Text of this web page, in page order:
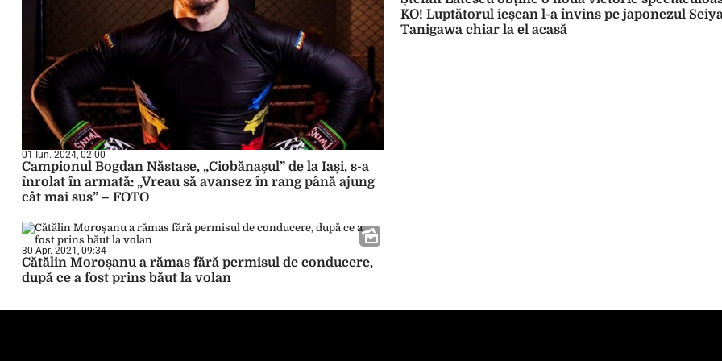
01 Iun. 2024, 02:00
Campionul Bogdan Năstase, „Ciobănașul” de la Iași, s-a
înrolat în armată: „Vreau să avansez în rang până ajung
cât mai sus” – FOTO
KO! Luptătorul ieșean l-a învins pe japonezul
Tanigawa chiar la el acasă
30 Apr. 2021, 09:34
Cătălin Moroșanu a rămas fără permisul de conducere,
după ce a fost prins băut la volan